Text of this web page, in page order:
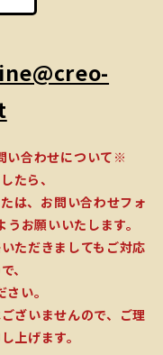
い合わせについて※
たら、
は、お問い合わせフォ
お願いいたします。
ただきましてもご対応
、
い。
ざいませんので、ご理
上げます。